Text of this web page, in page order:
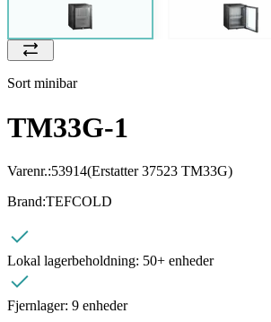
Sort minibar
TM33G-1
Varenr.:53914(Erstatter 37523 TM33G)
Brand:TEFCOLD
Lokal lagerbeholdning: 50+ enheder
Fjernlager: 9 enheder